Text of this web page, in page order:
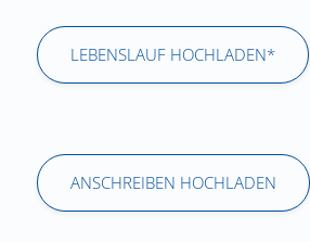
LEBENSLAUF HOCHLADEN*
ANSCHREIBEN HOCHLADEN